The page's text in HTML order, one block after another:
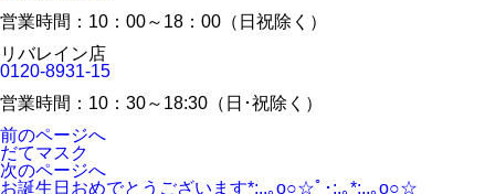
営業時間：10：00～18：00（日祝除く）
リバレイン店
0120-8931-15
営業時間：10：30～18:30（日･祝除く）
前のページへ
だてマスク
次のページへ
お誕生日おめでとうございます*:..｡o○☆ﾟ･:,｡*:..｡o○☆